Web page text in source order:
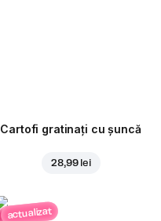
Cartofi gratinați cu șuncă
28,99 lei
actualizat